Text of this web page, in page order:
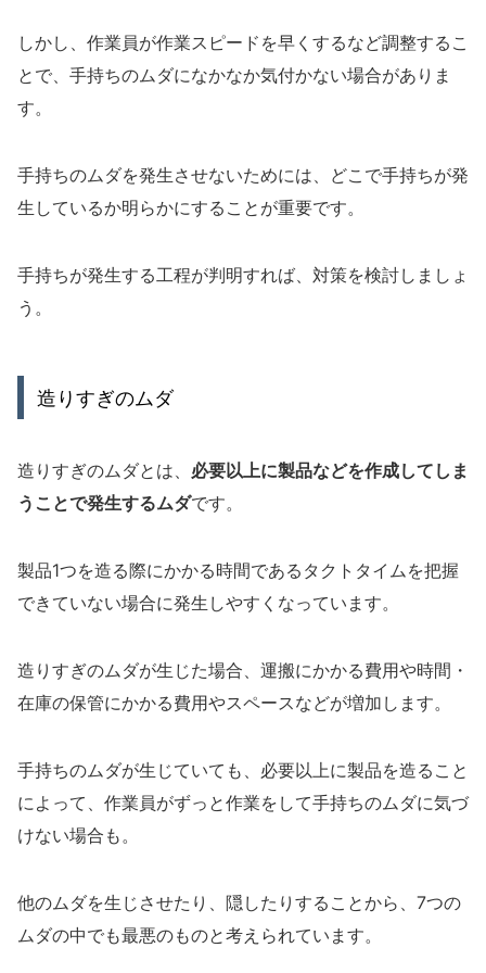
しかし、作業員が作業スピードを早くするなど調整するこ
とで、手持ちのムダになかなか気付かない場合がありま
す。
手持ちのムダを発生させないためには、どこで手持ちが発
生しているか明らかにすることが重要です。
手持ちが発生する工程が判明すれば、対策を検討しましょ
う。
造りすぎのムダ
造りすぎのムダとは、 必要以上に製品などを作成してしま
うことで発生するムダです。
製品1つを造る際にかかる時間であるタクトタイムを把握
できていない場合に発生しやすくなっています。
造りすぎのムダが生じた場合、運搬にかかる費用や時間・
在庫の保管にかかる費用やスペースなどが増加します。
手持ちのムダが生じていても、必要以上に製品を造ること
によって、作業員がずっと作業をして手持ちのムダに気づ
けない場合も。
他のムダを生じさせたり、隠したりすることから、7つの
ムダの中でも最悪のものと考えられています。